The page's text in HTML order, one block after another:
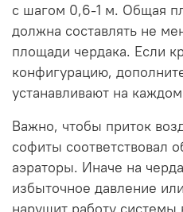
с шагом 0,6-1 м. Общая
должна составлять не
площади чердака. Если
конфигурацию,
устанавливают на каждом
Важно, чтобы приток
софиты соответствовал
аэраторы. Иначе на
избыточное давление